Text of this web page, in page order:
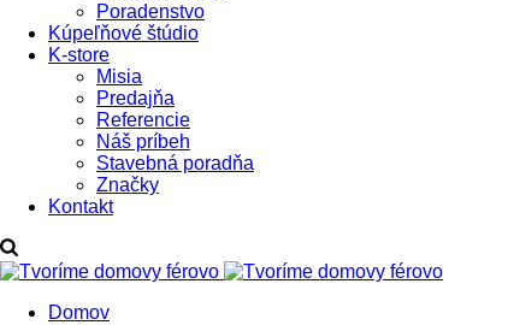
Poradenstvo
Kúpeľňové štúdio
K-store
Misia
Predajňa
Referencie
Náš príbeh
Stavebná poradňa
Značky
Kontakt
Domov